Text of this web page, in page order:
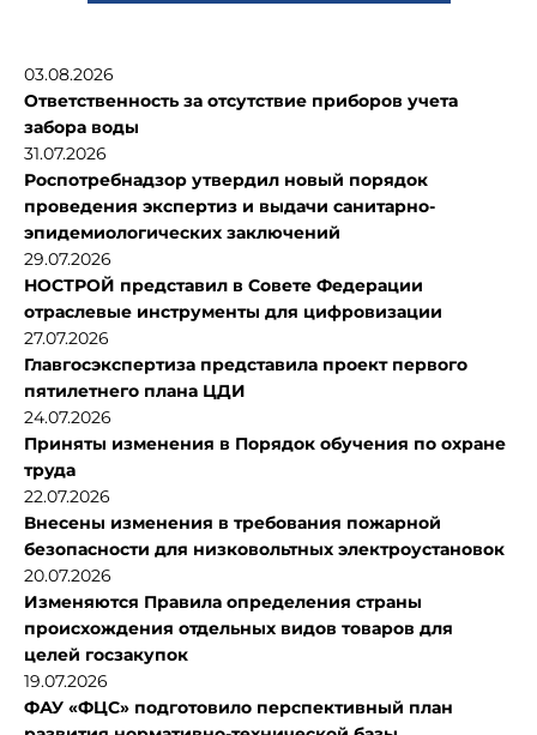
03.08.2026
Ответственность за отсутствие приборов учета
забора воды
31.07.2026
Роспотребнадзор утвердил новый порядок
проведения экспертиз и выдачи санитарно-
эпидемиологических заключений
29.07.2026
НОСТРОЙ представил в Совете Федерации
отраслевые инструменты для цифровизации
27.07.2026
Главгосэкспертиза представила проект первого
пятилетнего плана ЦДИ
24.07.2026
Приняты изменения в Порядок обучения по охране
труда
22.07.2026
Внесены изменения в требования пожарной
безопасности для низковольтных электроустановок
20.07.2026
Изменяются Правила определения страны
происхождения отдельных видов товаров для
целей госзакупок
19.07.2026
ФАУ «ФЦС» подготовило перспективный план